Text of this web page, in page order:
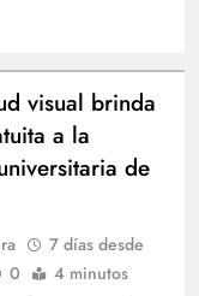
visual brinda
a la
de
7 días desde
0 4 minutos